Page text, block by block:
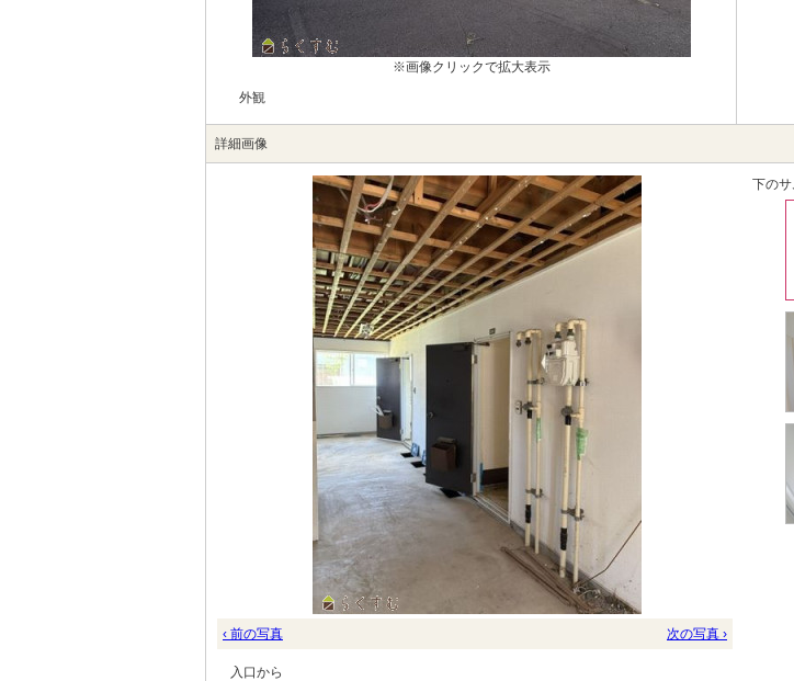
※画像クリックで拡大表示
外観
詳細画像
‹ 前の写真 次の写真 ›
入口から
下のサ